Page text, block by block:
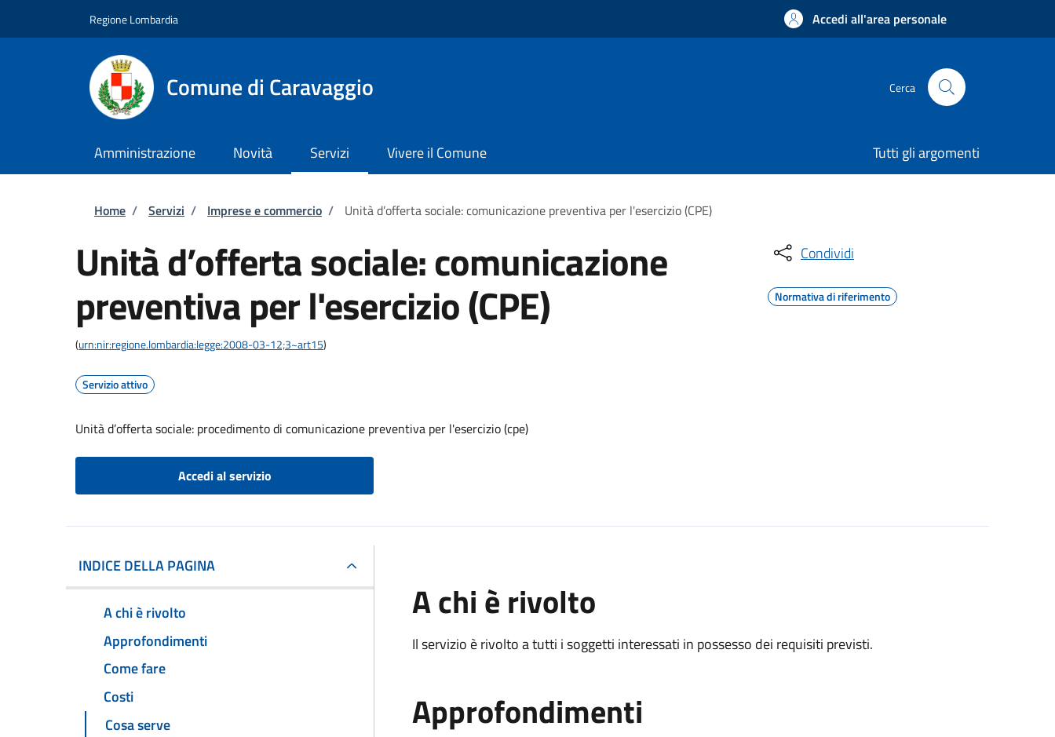
Regione Lombardia Accedi all'area personale
Comune di Caravaggio Cerca
Amministrazione Novità Servizi Vivere il Comune Tutti gli argomenti
Briciole di pane
Home / Servizi / Imprese e commercio / Unità d’offerta sociale: comunicazione preventiva per l'esercizio (CPE)
Unità d’offerta sociale: comunicazione
preventiva per l'esercizio (CPE)
(urn:nir:regione.lombardia:legge:2008-03-12;3~art15)
Servizio attivo
Unità d’offerta sociale: procedimento di comunicazione preventiva per l'esercizio (cpe)
Accedi al servizio
Condividi
Normativa di riferimento
INDICE DELLA PAGINA
A chi è rivolto
Approfondimenti
Come fare
Costi
Cosa serve
A chi è rivolto
Il servizio è rivolto a tutti i soggetti interessati in possesso dei requisiti previsti.
Approfondimenti